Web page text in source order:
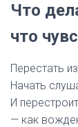
Что
что
Перестать
Начать
И
— как